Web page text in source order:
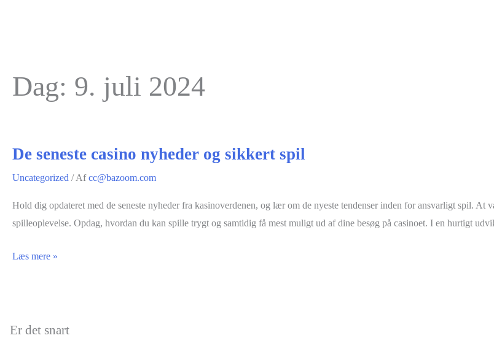
Dag: 9. juli 2024
De seneste casino nyheder og sikkert spil
Uncategorized / Afcc@bazoom.com
Hold dig opdateret med de seneste nyheder fra kasinoverdenen, og lær om de nyeste tendenser inden for ansvarligt spil.
spilleoplevelse. Opdag, hvordan du kan spille trygt og samtidig få mest muligt ud af dine besøg på casinoet. I en hurtigt
De
og
Læs mere »
Er det snart